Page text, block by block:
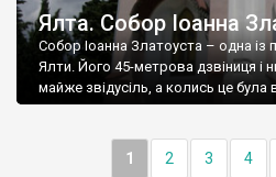
Ялта. Собор Іоанна
Собор Іоанна Златоуста – одна
Ялти. Його 45-метрова дзвіниця і
майже звідусіль, а колись це була
1 2 3 4